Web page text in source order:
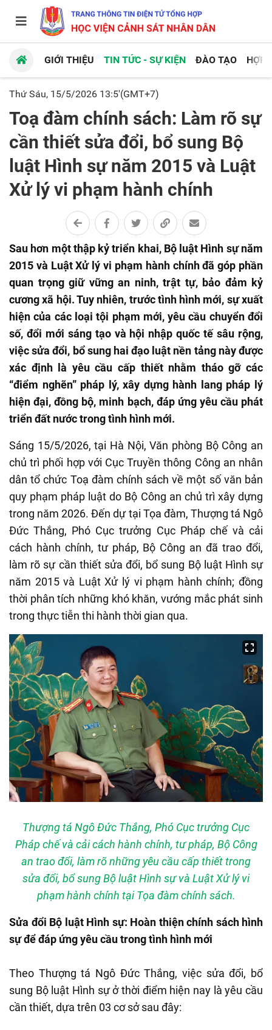
GIỚI THIỆU TIN TỨC - SỰ KIỆN ĐÀO TẠO HỢP
Thứ Sáu, 15/5/2026 13:5'(GMT+7)
Toạ đàm chính sách: Làm rõ sự
cần thiết sửa đổi, bổ sung Bộ
luật Hình sự năm 2015 và Luật
Xử lý vi phạm hành chính
Sau hơn một thập kỷ triển khai, Bộ luật Hình sự năm
2015 và Luật Xử lý vi phạm hành chính đã góp phần
quan trọng giữ vững an ninh, trật tự, bảo đảm kỷ
cương xã hội. Tuy nhiên, trước tình hình mới, sự xuất
hiện của các loại tội phạm mới, yêu cầu chuyển đổi
số, đổi mới sáng tạo và hội nhập quốc tế sâu rộng,
việc sửa đổi, bổ sung hai đạo luật nền tảng này được
xác định là yêu cầu cấp thiết nhằm tháo gỡ các
“điểm nghẽn” pháp lý, xây dựng hành lang pháp lý
hiện đại, đồng bộ, minh bạch, đáp ứng yêu cầu phát
triển đất nước trong tình hình mới.
Sáng 15/5/2026, tại Hà Nội, Văn phòng Bộ Công an
chủ trì phối hợp với Cục Truyền thông Công an nhân
dân tổ chức Toạ đàm chính sách về một số văn bản
quy phạm pháp luật do Bộ Công an chủ trì xây dựng
trong năm 2026. Đến dự tại Tọa đàm, Thượng tá Ngô
Đức Thắng, Phó Cục trưởng Cục Pháp chế và cải
cách hành chính, tư pháp, Bộ Công an đã trao đổi,
làm rõ sự cần thiết sửa đổi, bổ sung Bộ luật Hình sự
năm 2015 và Luật Xử lý vi phạm hành chính; đồng
thời phân tích những khó khăn, vướng mắc phát sinh
trong thực tiễn thi hành thời gian qua.
Thượng tá Ngô Đức Thắng, Phó Cục trưởng Cục
Pháp chế và cải cách hành chính, tư pháp, Bộ Công
an trao đổi, làm rõ những yêu cầu cấp thiết trong
sửa đổi, bổ sung Bộ luật Hình sự và Luật Xử lý vi
phạm hành chính tại Tọa đàm chính sách.
Sửa đổi Bộ luật Hình sự: Hoàn thiện chính sách hình
sự để đáp ứng yêu cầu trong tình hình mới
Theo Thượng tá Ngô Đức Thắng, việc sửa đổi, bổ
sung Bộ luật Hình sự ở thời điểm hiện nay là yêu cầu
cần thiết, dựa trên 03 cơ sở sau đây: